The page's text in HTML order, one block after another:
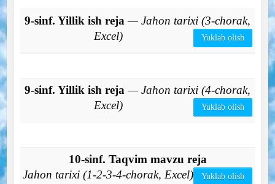
9-sinf. Yillik ish reja — Jahon tarixi (3-chorak,
Excel)
Yuklab olish
9-sinf. Yillik ish reja — Jahon tarixi (4-chorak,
Excel)
Yuklab olish
10-sinf. Taqvim mavzu reja
Jahon tarixi (1-2-3-4-chorak, Excel)
Yuklab olish